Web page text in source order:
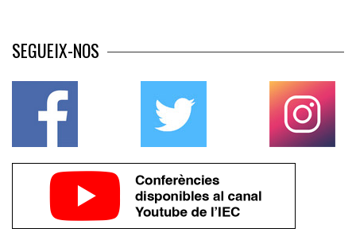
SEGUEIX-NOS